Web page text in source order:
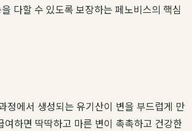
다할 수 있도록 보장하는 페노비스의 핵심
정에서 생성되는 유기산이 변을 부드럽게 만
하면 딱딱하고 마른 변이 촉촉하고 건강한